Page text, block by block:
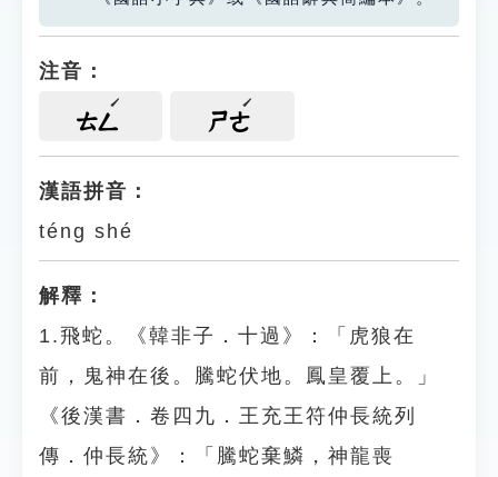
貓頭鷹博士
注音：
ㄊㄥ ㄕㄜ
漢語拼音：
téng shé
解釋：
1.飛蛇。《韓非子．十過》：「虎狼在
前，鬼神在後。騰蛇伏地。鳳皇覆上。」
《後漢書．卷四九．王充王符仲長統列
傳．仲長統》：「騰蛇棄鱗，神龍喪